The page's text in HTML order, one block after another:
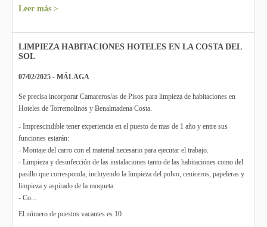
Leer más >
LIMPIEZA HABITACIONES HOTELES EN LA COSTA DEL
SOL
07/02/2025 - MÁLAGA
Se precisa incorporar Camareros/as de Pisos para limpieza de habitaciones en
Hoteles de Torremolinos y Benalmadena Costa.
- Imprescindible tener experiencia en el puesto de mas de 1 año y entre sus
funciones estarán:
- Montaje del carro con el material necesario para ejecutar el trabajo.
- Limpieza y desinfección de las instalaciones tanto de las habitaciones como del
pasillo que corresponda, incluyendo la limpieza del polvo, ceniceros, papeleras y
limpieza y aspirado de la moqueta.
- Co...
El número de puestos vacantes es 10